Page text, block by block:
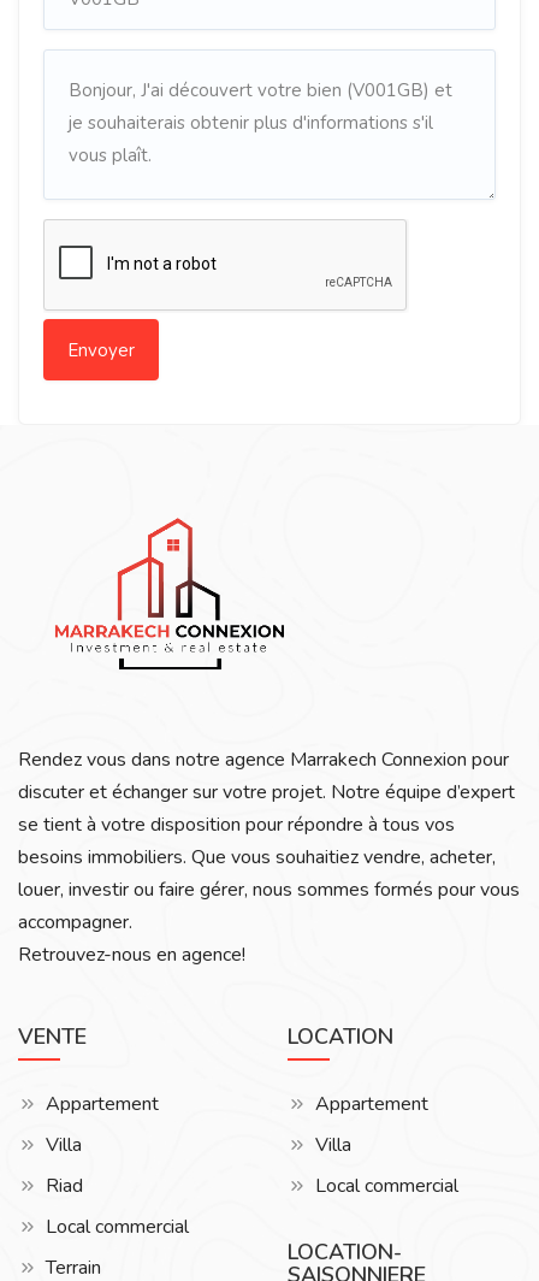
Rendez vous dans notre agence Marrakech Connexion pour
discuter et échanger sur votre projet. Notre équipe d’expert
se tient à votre disposition pour répondre à tous vos
besoins immobiliers. Que vous souhaitiez vendre, acheter,
louer, investir ou faire gérer, nous sommes formés pour vous
accompagner.
Retrouvez-nous en agence!
VENTE
Appartement
Villa
Riad
Local commercial
Terrain
LOCATION
Appartement
Villa
Local commercial
LOCATION-